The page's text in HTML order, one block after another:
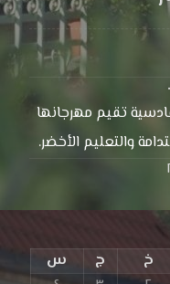
تقيم مهرجانها
والتعليم الأخضر.
خ ج
س